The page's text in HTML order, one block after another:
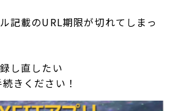
トップ
料金のご案内
JOYFIT
記載のURL期限が切れてしまっ
し直したい
きください！